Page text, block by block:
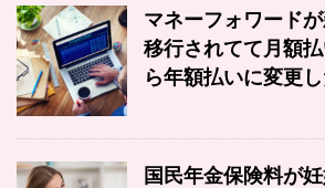
マネーフォワード
移行されてて月額
ら年額払いに変更し
国民年金保険料が